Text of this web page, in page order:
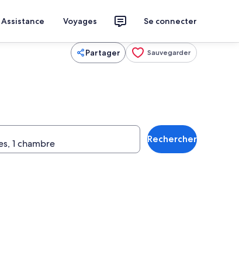
Assistance Voyages Se connecter
Partager Sauvegarder
Rechercher